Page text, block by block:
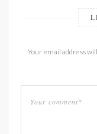
Your email address